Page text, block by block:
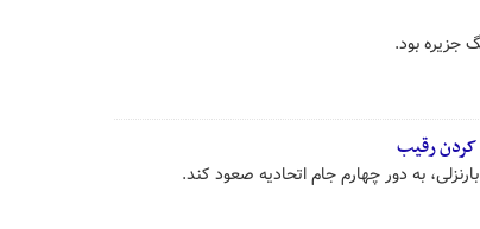
جزیره بود.
به دور چهارم جام اتحادیه صعود کند.